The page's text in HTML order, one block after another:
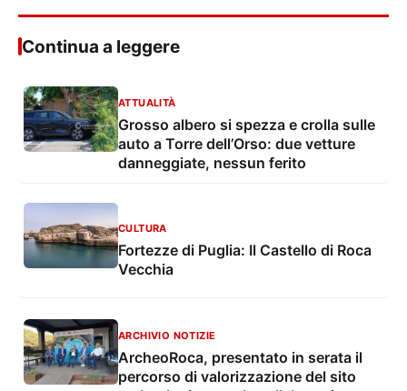
Continua a leggere
ATTUALITÀ
Grosso albero si spezza e crolla sulle
auto a Torre dell’Orso: due vetture
danneggiate, nessun ferito
CULTURA
Fortezze di Puglia: Il Castello di Roca
Vecchia
ARCHIVIO NOTIZIE
ArcheoRoca, presentato in serata il
percorso di valorizzazione del sito